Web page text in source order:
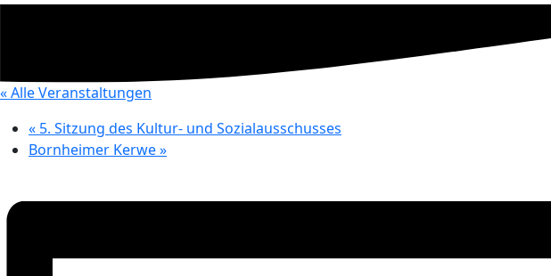
« Alle Veranstaltungen
« 5. Sitzung des Kultur- und Sozialausschusses
Bornheimer Kerwe»